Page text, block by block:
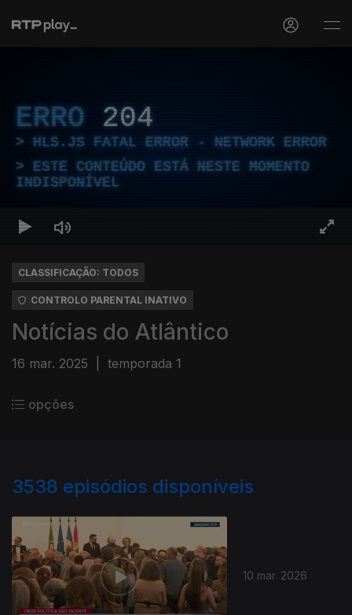
ERRO 204
HLS.JS FATAL ERROR - NETWORK ERROR
ESTE CONTEÚDO ESTÁ NESTE MOMENTO
INDISPONÍVEL
CLASSIFICAÇÃO: TODOS
CONTROLO PARENTAL INATIVO
Notícias do Atlântico
16 mar. 2025 temporada 1
opções
3538 episódios disponíveis
10 mar. 2026